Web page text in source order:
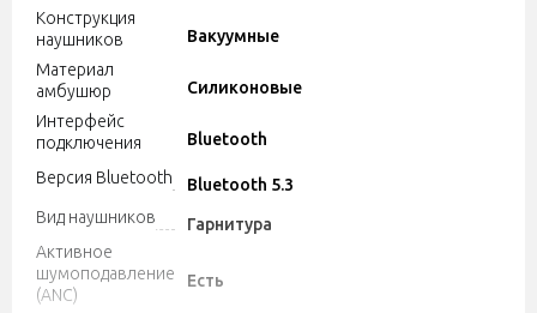
Конструкция
наушников
Вакуумные
Материал
амбушюр
Силиконовые
Интерфейс
подключения
Bluetooth
Версия Bluetooth
Bluetooth 5.3
Вид наушников
Гарнитура
Активное
шумоподавление
(ANC)
Есть